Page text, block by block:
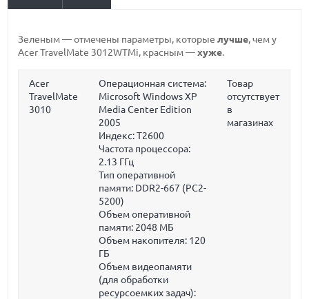
Зеленым— отмечены параметры, которыелучше, чем у
Acer TravelMate 3012WTMi, красным—хуже.
Acer
TravelMate
3010
Операционная система:
Microsoft Windows XP
Media Center Edition
2005
Индекс: T2600
Частота процессора:
2.13 ГГц
Тип оперативной
памяти: DDR2-667 (PC2-
5200)
Объем оперативной
памяти: 2048 МБ
Объем накопителя: 120
ГБ
Объем видеопамяти
(для обработки
ресурсоемких задач):
Товар
отсутствует
в
магазинах